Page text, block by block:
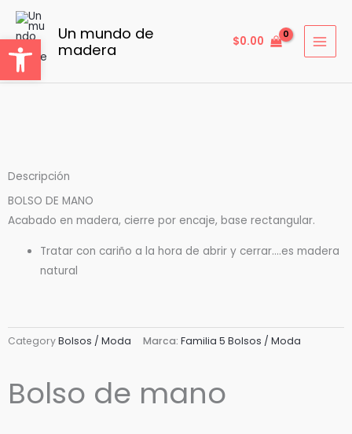
contenido
Un mundo de
madera
$0.00
Descripción
BOLSO DE MANO
Acabado en madera, cierre por encaje, base rectangular.
Tratar con cariño a la hora de abrir y cerrar….es madera
natural
CategoryBolsos / Moda Marca: Familia 5 Bolsos / Moda
Bolso de mano
Abrir barra de herramientas